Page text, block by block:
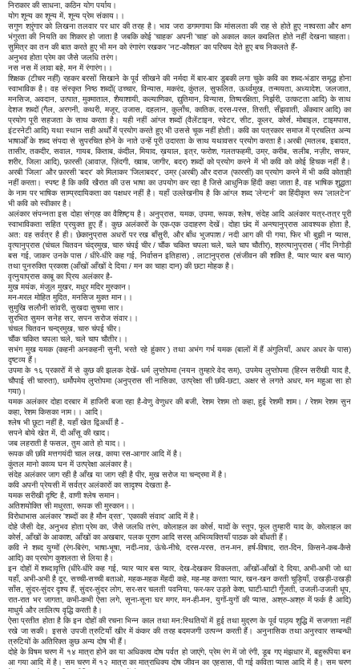
निराकार की साधना, कठिन योग पर्याय।
योग शून्य का शून्य में, शून्य प्रेम संकाय।।
सगुण श्रृंगार को लिखना तलवार पर धार की तरह है। भाव जरा डगमगाया कि मांसलता की राह से होते हुए नश्वरता और क्षण
भंगुरता की नियति का शिकार हो जाता है जबकि कोई 'चाहक' अपनी 'चाह' को अकाल काल कवलित होते नहीं देखना चाहता।
सुमित्र का तन की बात करते हुए भी मन को रंगारंग रखकर 'नट-कौशल' का परिचय देते हुए बच निकलते हैं-
अनुभव होता प्रेम का जैसे जलधि तरंग।
नस नस में लावा बहे, मन में रंगारंग।।
शिक्षक (टीचर नहीं) रहकर बरसों सिखाने के पूर्व सीखने की नर्मदा में बार-बार डुबकी लगा चुके कवि का शब्द-भंडार समृद्ध होना
स्वाभाविक है। वह संस्कृत निष्ठ शब्दों( उच्चार, विन्यास, मकरंद, कुंतल, सुफलित, ऊर्ध्वमुख, तन्मयता, अध्यादेश, जलजात,
मनसिज, अवदान, उत्पात, मुक्माताल, शैयाशायी, कल्याणिका, द्युतिमान, विन्यास, तिष्यरक्षिता, निर्झरी, उत्कटता आदि) के साथ
देशज शब्दों (गैल, अरगनी, कथरी, मजूर, उजास, दहलान, कुलाँच, कातिक, दरस-परस, तिरती, सँझवाती, अँकवार आदि) का
प्रयोग पूरी सहजता के साथ करता है। यही नहीं आंग्ल शब्दों (वैलेंटाइन, स्वेटर, सीट, कूलर, कोर्स, मोबाइल, टाइमपास,
इंटरनेटी आदि) यथा स्थान सही अर्थों में प्रयोग करते हुए भी उससे चूक नहीं होती। कवि का पत्रकार समाज में प्रचलित अन्य
भाषाओँ के शब्द संपदा से सुपरचित होने के नाते उन्हें पूरी उदारता के साथ यथावसर प्रयोग करता है।अरबी (मतलब, इबादत,
तासीर, तकदीर, सवाल, गायब, किताब, कंदील, मियाद, ख़याल, इत्र, फरोश, गलतफहमी, उम्र, करीब, सलीब, नज़ीर, सफर,
शरीर, जिला आदि), फ़ारसी (आवाज़, ज़िंदगी, ख्वाब, जागीर, बदर) शब्दों को प्रयोग करने में भी कवि को कोई हिचक नहीं है।
अरबी 'जिला' और फ़ारसी 'बदर' को मिलाकर 'जिलाबदर', उम्र (अरबी) और दराज (फारसी) का प्रयोग करने में भी कवि कोताही
नहीं करता। स्पष्ट है कि कवि खैरात की उस भाषा का उपयोग कर रहा है जिसे आधुनिक हिंदी कहा जाता है, वह भाषिक शुद्धता
के नाम पर भाषिक साम्प्रदायिकता का पक्षधर नहीं है। यहाँ उल्लेखनीय है कि आंग्ल शब्द 'लेन्टर्न' का हिंदीकृत रूप 'लालटेन'
भी कवि को स्वीकार है।
अलंकार संपन्नता इस दोहा संग्रह का वैशिष्ट्य है। अनुप्रास, यमक, उपमा, रूपक, श्लेष, संदेह आदि अलंकार यत्र-तत्र पूरी
स्वाभाविकता सहित प्रयुक्त हुए हैं। कुछ अलंकारों के एक-एक उदाहरण देखें। दोहा छंद में अन्त्यानुप्रास आवश्यक होता है,
अत: वह सर्वत्र है ही। छेकानुप्रास अधरों पर रख बाँसुरी, और बाँध भुजपाश / नदी आग की पी गया, फिर भी बुझी न प्यास,
वृत्यानुप्रास (चंचल चितवन चंद्रमुख, चारु चंपई चीर / चौंक चकित चपला चले, चले चाप चौतीर), श्रुत्यानुप्रास ( नींद निगोड़ी
बस गई, जाकर उनके पास / धीरे-धीरे कह गई, निर्वासन इतिहास) , लाटानुप्रास (संजीवन की शक्ति है, प्यार प्यार बस प्यार)
तथा पुनरुक्ति प्रकाश (आँखों आँखों दे दिया / मन का चाहा दान) की छटा मोहक है।
वृत्नुयाप्रास काबू का प्रिय अलंकार है-
मुख मयंक, मंजुल मुखर, मधुर मदिर मुस्कान।
मन-मरल मोहित मुदित, मनसिज मुक्त मान।।
सुमुखि सलौनी सांवरी, सुखदा सुषमा सार।
सुरभित सुमन सनेह सर, सपन सरोज संवार।।
चंचल चितवन चन्द्रमुख, चारु चंपई चीर।
चौंक चकित चपला चले, चले चाप चौतीर।।
सभंग मुख यमक (कहनी अनकहनी सुनी, भरते रहे हुंकार ) तथा अभंग गर्भ यमक (बालों में हैं अंगुलियाँ, अधर अधर के पास)
दृष्टव्य हैं।
उपमा के १६ प्रकारों में से कुछ की झलक देखें- धर्म लुप्तोपमा (नयन तुम्हारे वेद सम), उपमेय लुप्तोपमा (हिरन सरीखी याद है,
चौपाई सी चारुता), धर्मोपमेय लुप्तोपमा (अनुप्रास सी नासिका, उत्प्रेक्षा सी छवि-छटा, अक्षर से लगते अधर, मन महुआ सा हो
गया)।
यमक अलंकार दोहा दरबार में हाजिरी बजा रहा है-वेणु वेणुधर की बजी, रेशम रेशम तो कहा, हुई रेशमी शाम। / रेशम रेशम सुन
कहा, रेशम किसका नाम।। आदि।
श्लेष भी छूटा नहीं है, यहाँ खेत द्विअर्थी है -
सपने बोये खेत में, दी आँसू की खाद।
जब लहराती है फसल, तुम आते हो याद।।
रूपक की छवि मत्तगयंदी चाल लख, काया रस-आगार आदि में है।
कुंतल मानो काव्य घन में उत्प्रेक्षा अलंकार है।
संदेह अलंकार जाग रही है आँख या जाग रही है पीर, मुख सरोज या चन्द्रमा में है।
कवि अपनी प्रेयसी में सर्वत्र अलंकारों का सादृश्य देखता है-
यमक सरीखी दृष्टि है, वाणी श्लेष समान।
अतिशयोक्ति सी मधुरता, रूपक सी मुस्कान।।
विरोधाभास अलंकार 'शब्दों का है मौन व्रत', 'एकाकी संवाद' आदि में है।
दोहे जैसी देह, अनुभव होता प्रेम का, जैसे जलधि तरंग, कोलाहल का कोर्स, यादों के स्तूप, फूल तुम्हारी याद के, कोलाहल का
कोर्स, आँखों के आकाश, आँखों का अखबार, पलक पुराण आदि सरस् अभिव्यक्तियाँ पाठक को बाँधती हैं।
कवि ने शब्द युग्मों (रंग-बिरंग, भाषा-भूषा, नदी-नाव, ऊंचे-नीचे, दरस-परस, तन-मन, हर्ष-विषाद, रात-दिन, किसने-कब-कैसे
आदि) का प्रयोग कुशलता से लिया है।
इन दोहों में शब्दावृत्ति (धीरे-धीरे कह गई, प्यार प्यार बस प्यार, देख-देखकर विकलता, आँखों-आँखों दे दिया, अभी-अभी जो था
यहाँ, अभी-अभी है दूर, सच्ची-सच्ची बताओ, महक-महक मेंहदी कहे, मह-मह करता प्यार, खन-खन करती चूड़ियाँ, उखड़ी-उखड़ी
साँस, सुंदर-सुंदर दृश्य हैं, सुंदर-सुंदर लोग, सर-सर चलती पवनिया, फर-फर उड़ते केश, घाटी-घाटी गूँजती, उजली-उजली धूप,
रात-रात भर जागता, कभी-कभी ऐसा लगे, सूना-सूना घर मगर, मन-ही-मन, युगों-युगों की प्यास, अश्रु-अश्रु में फर्क है आदि)
माधुर्य और लालित्य वृद्धि करती है।
ऐसा प्रतीत होता है कि इन दोहों की रचना भिन्न काल तथा मन:स्थितियों में हुई तथा मुद्रण के पूर्व पाठ्य शुद्धि में सजगता नहीं
रखे जा सकी। इससे उपजी त्रुटियाँ खीर में कंकर की तरह बदमजगी उत्पन्न करती हैं। अनुनासिक तथा अनुस्वार सम्बन्धी
त्रुटियों के अतिरिक्त कुछ अन्य दोष भी हैं।
दोहे के विषम चरण में १४ मात्रा होने का या अधिकत्व दोष पर्वत हो जाएंगे, प्रेम रंग में जो रंगी, डूब गए मंझधार में, बहुरूपिया बन
आ गया आदि में है। सम चरण में १२ मात्रा का मात्राधिक्य दोष जीवन का एहसास, पी गई कविता प्यास आदि में है। सम चरण